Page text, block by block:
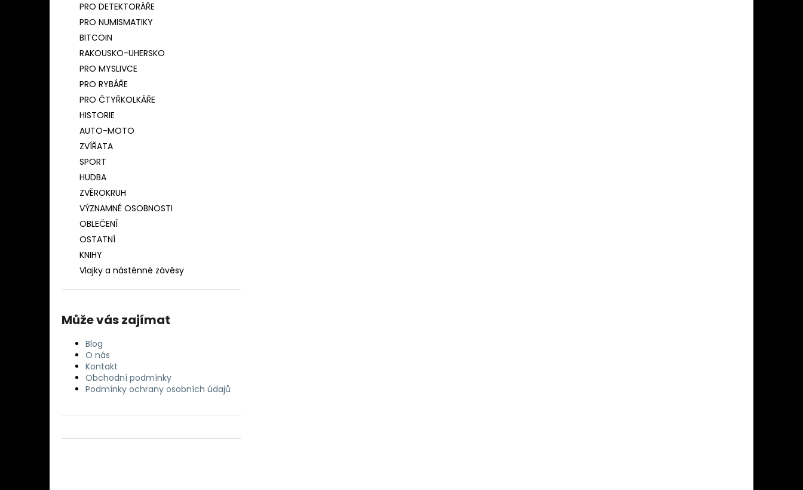
PRO DETEKTORÁŘE
PRO NUMISMATIKY
BITCOIN
RAKOUSKO-UHERSKO
PRO MYSLIVCE
PRO RYBÁŘE
PRO ČTYŘKOLKÁŘE
HISTORIE
AUTO-MOTO
ZVÍŘATA
SPORT
HUDBA
ZVĚROKRUH
VÝZNAMNÉ OSOBNOSTI
OBLEČENÍ
OSTATNÍ
KNIHY
Vlajky a nástěnné závěsy
Může vás zajímat
Blog
O nás
Kontakt
Obchodní podmínky
Podmínky ochrany osobních údajů